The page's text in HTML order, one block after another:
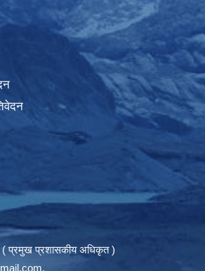
( प्रमुख प्रशासकीय अधिकृत )
,